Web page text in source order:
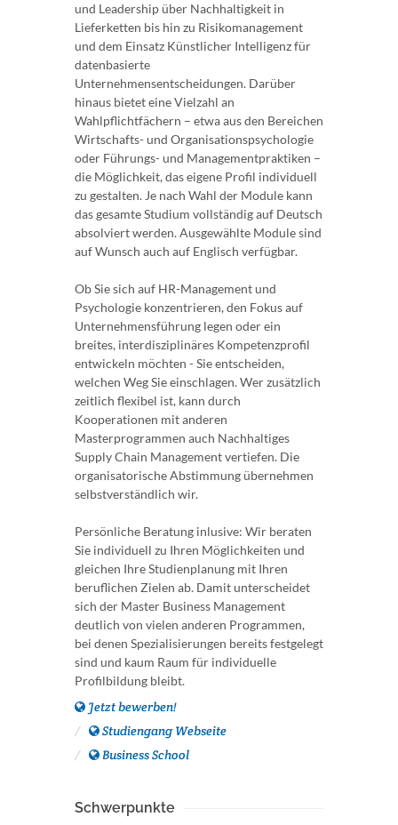
und Leadership über Nachhaltigkeit in
Lieferketten bis hin zu Risikomanagement
und dem Einsatz Künstlicher Intelligenz für
datenbasierte
Unternehmensentscheidungen. Darüber
hinaus bietet eine Vielzahl an
Wahlpflichtfächern – etwa aus den Bereichen
Wirtschafts- und Organisationspsychologie
oder Führungs- und Managementpraktiken –
die Möglichkeit, das eigene Profil individuell
zu gestalten. Je nach Wahl der Module kann
das gesamte Studium vollständig auf Deutsch
absolviert werden. Ausgewählte Module sind
auf Wunsch auch auf Englisch verfügbar.
Ob Sie sich auf HR-Management und
Psychologie konzentrieren, den Fokus auf
Unternehmensführung legen oder ein
breites, interdisziplinäres Kompetenzprofil
entwickeln möchten - Sie entscheiden,
welchen Weg Sie einschlagen. Wer zusätzlich
zeitlich flexibel ist, kann durch
Kooperationen mit anderen
Masterprogrammen auch Nachhaltiges
Supply Chain Management vertiefen. Die
organisatorische Abstimmung übernehmen
selbstverständlich wir.
Persönliche Beratung inlusive: Wir beraten
Sie individuell zu Ihren Möglichkeiten und
gleichen Ihre Studienplanung mit Ihren
beruflichen Zielen ab. Damit unterscheidet
sich der Master Business Management
deutlich von vielen anderen Programmen,
bei denen Spezialisierungen bereits festgelegt
sind und kaum Raum für individuelle
Profilbildung bleibt.
Jetzt bewerben!
Studiengang Webseite
Business School
Schwerpunkte